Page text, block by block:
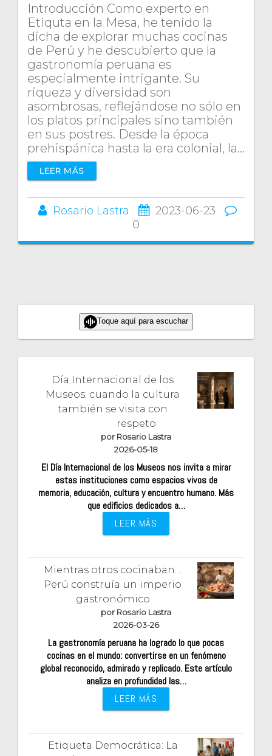
Introducción Como experto en
Etiquta en la Mesa, he tenido la
dicha de explorar muchas cocinas
de Perú y he descubierto que la
gastronomía peruana es
especialmente intrigante. Su
riqueza y diversidad son
asombrosas, reflejándose no sólo en
los platos principales sino también
en sus postres. Desde la época
prehispánica hasta la era colonial, la…
LEER MÁS
Rosario Lastra
2023-06-23
0
Toque aquí para escuchar
Día Internacional de los
Museos: cuando la cultura
también se visita con
respeto
por Rosario Lastra
2026-05-18
El Día Internacional de los Museos nos invita a mirar
estas instituciones como espacios vivos de
memoria, educación, cultura y encuentro humano. Más
que edificios dedicados a…
LEER MÁS
Mientras otros cocinaban…
Perú construía un imperio
gastronómico
por Rosario Lastra
2026-03-26
La gastronomía peruana ha logrado lo que pocas
cocinas en el mundo: convertirse en un fenómeno
global reconocido, admirado y replicado. Este artículo
analiza en profundidad las…
LEER MÁS
Etiqueta Democrática: La